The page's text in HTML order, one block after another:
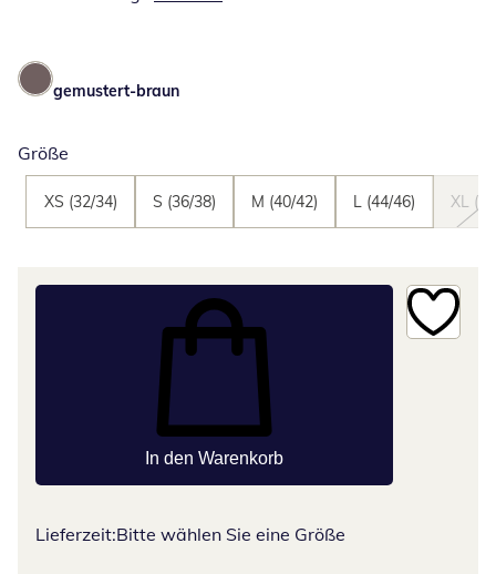
gemustert-braun
Größe
XS (32/34) S (36/38) M (40/42) L (44/46) XL
In den Warenkorb
Lieferzeit:Bitte wählen Sie eine Größe